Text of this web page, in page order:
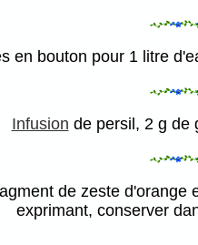
en bouton pour 1 litre
Infusion de persil, 2 g de
de zeste d'orange
exprimant, conserver